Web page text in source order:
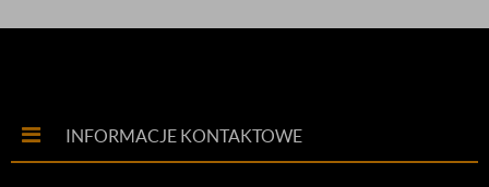
INFORMACJE KONTAKTOWE